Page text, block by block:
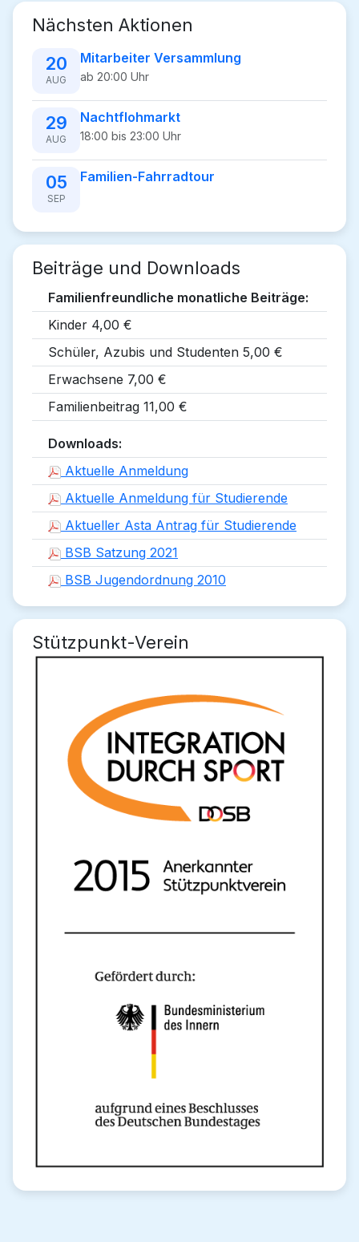
Nächsten Aktionen
20
AUG
Mitarbeiter Versammlung
ab 20:00 Uhr
29
AUG
Nachtflohmarkt
18:00 bis 23:00 Uhr
05
SEP
Familien-Fahrradtour
Beiträge und Downloads
Familienfreundliche monatliche Beiträge:
Kinder 4,00 €
Schüler, Azubis und Studenten 5,00 €
Erwachsene 7,00 €
Familienbeitrag 11,00 €
Downloads:
Aktuelle Anmeldung
Aktuelle Anmeldung für Studierende
Aktueller Asta Antrag für Studierende
BSB Satzung 2021
BSB Jugendordnung 2010
Stützpunkt-Verein